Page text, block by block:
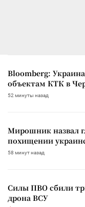
Bloomberg:
объектам КТК в
52 минуты назад
Мирошник назвал
похищении
58 минут назад
Силы ПВО сбили
дрона ВСУ